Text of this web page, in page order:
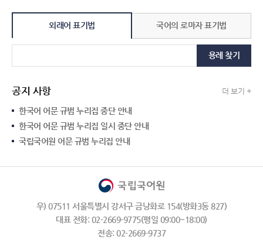
외래어 표기법 국어의 로마자 표기법
용례 찾기
공지 사항 더 보기 +
한국어 어문 규범 누리집 중단 안내
한국어 어문 규범 누리집 일시 중단 안내
국립국어원 어문 규범 누리집 안내
우) 07511 서울특별시 강서구 금낭화로 154(방화3동 827)
대표 전화: 02-2669-9775(평일 09:00~18:00)
전송: 02-2669-9737